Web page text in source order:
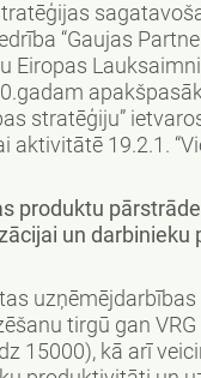
“Gaujas
Eiropas
stratēģiju”
19.2.1.
produktu
un darbinieku
tirgū gan
15000), kā arī